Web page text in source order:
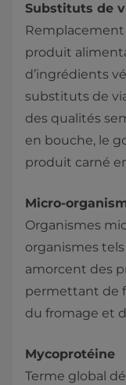
Substituts de
Remplacement
produit
d’ingrédients
substituts de
des qualités
en bouche, le
produit carné
Micro-
Organismes
organismes
amorcent des
permettant de
du fromage et
Mycoprotéine
Terme global